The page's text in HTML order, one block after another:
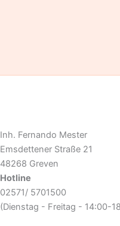
Inh. Fernando Mester
Emsdettener Straße 21
48268 Greven
Hotline
02571/ 5701500
(Dienstag - Freitag -